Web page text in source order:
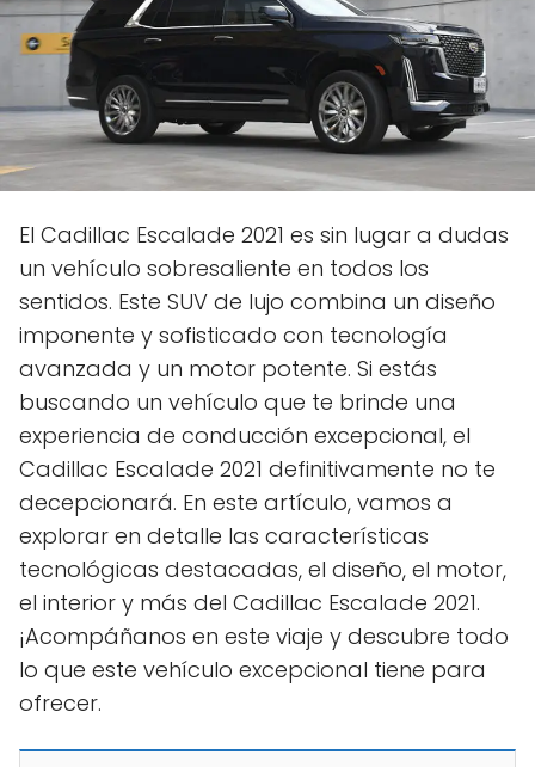
El Cadillac Escalade 2021 es sin lugar a dudas
un vehículo sobresaliente en todos los
sentidos. Este SUV de lujo combina un diseño
imponente y sofisticado con tecnología
avanzada y un motor potente. Si estás
buscando un vehículo que te brinde una
experiencia de conducción excepcional, el
Cadillac Escalade 2021 definitivamente no te
decepcionará. En este artículo, vamos a
explorar en detalle las características
tecnológicas destacadas, el diseño, el motor,
el interior y más del Cadillac Escalade 2021.
¡Acompáñanos en este viaje y descubre todo
lo que este vehículo excepcional tiene para
ofrecer.